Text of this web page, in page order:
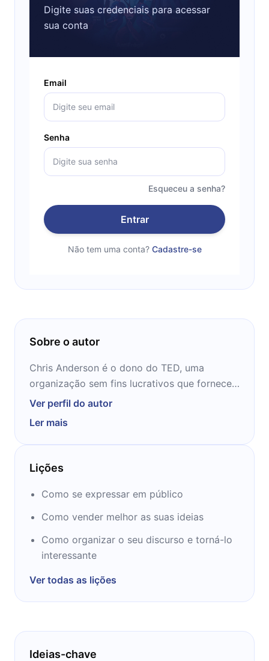
Digite suas credenciais para acessar
sua conta
Email
Senha
Esqueceu a senha?
Entrar
Não tem uma conta? Cadastre-se
Sobre o autor
Chris Anderson é o dono do TED, uma
organização sem fins lucrativos que fornece
palestras baseadas em ideias e realiza uma
Depois do internato em Bath, Inglaterra, ele
passou para a Universidade de Oxford,
formando-se em 1978 com um diploma em
filosofia, política e economia. Chris então
atuou como jornalista, trabalhando em jornais
serviço mundial de notícias nas Ilhas
Seychelles.
cativado pela revolução do computador
pessoal e se tornou um editor em uma das
Unido. Em 1994, Chris mudou-se para os
Estados Unidos, onde construiu a Imagine
Ver perfil do autor
Ler mais
Lições
Como se expressar em público
Como vender melhor as suas ideias
Como organizar o seu discurso e torná-lo
interessante
Ver todas as lições
Ideias-chave